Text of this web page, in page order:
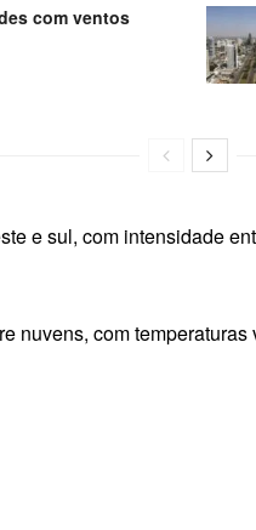
com ventos
e sul, com intensidade
nuvens, com